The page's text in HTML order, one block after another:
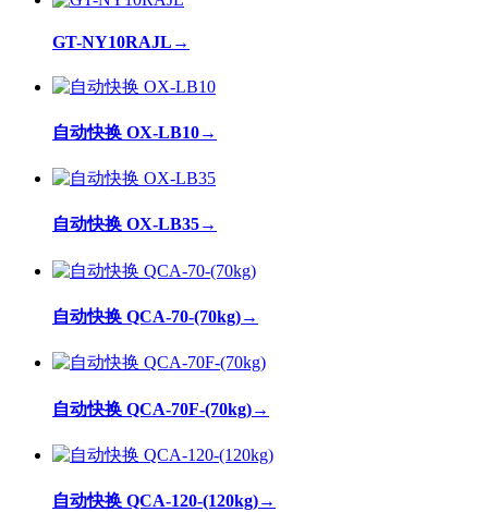
GT-NY10RAJL →
自动快换 OX-LB10→
自动快换 OX-LB35→
自动快换 QCA-70-(70kg)→
自动快换 QCA-70F-(70kg)→
自动快换 QCA-120-(120kg)→